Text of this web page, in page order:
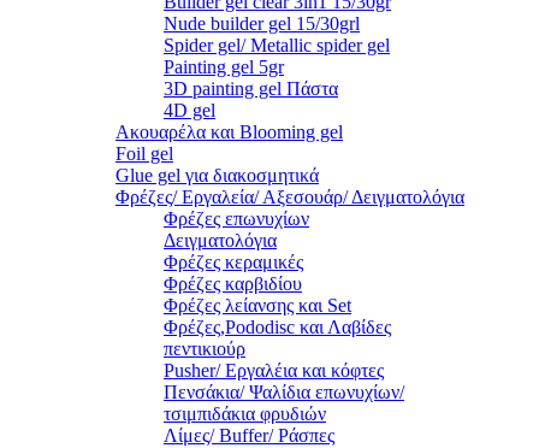
Nude builder gel 15/30grl
Spider gel/ Metallic spider gel
Painting gel 5gr
3D painting gel Πάστα
4D gel
Ακουαρέλα και Blooming gel
Foil gel
Glue gel για διακοσμητικά
Φρέζες/ Εργαλεία/ Αξεσουάρ/ Δειγματολόγια
Φρέζες επωνυχίων
Δειγματολόγια
Φρέζες κεραμικές
Φρέζες καρβιδίου
Φρέζες λείανσης και Set
Φρέζες,Pododisc και Λαβίδες
πεντικιούρ
Pusher/ Εργαλέια και κόφτες
Πενσάκια/ Ψαλίδια επωνυχίων/
τσιμπιδάκια φρυδιών
Λίμες/ Buffer/ Ράσπες